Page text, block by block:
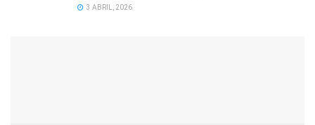
3 ABRIL, 2026